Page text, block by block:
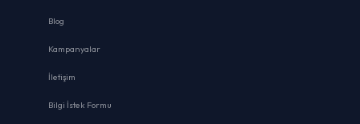
Blog
Kampanyalar
İletişim
Bilgi İstek Formu